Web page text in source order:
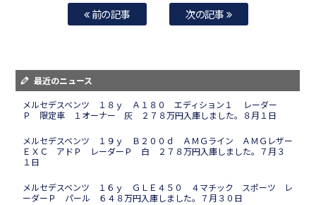
前の記事 次の記事
最近のニュース
メルセデスベンツ １８ｙ Ａ１８０ エディション１ レーダー
Ｐ 限定車 １オーナー 灰 ２７８万円入庫しました。８月１日
メルセデスベンツ １９ｙ Ｂ２００ｄ ＡＭＧライン ＡＭＧレザー
ＥＸＣ アドＰ レーダーＰ 白 ２７８万円入庫しました。７月３
１日
メルセデスベンツ １６ｙ ＧＬＥ４５０ ４マチック スポーツ レ
ーダーＰ パール ６４８万円入庫しました。７月３０日